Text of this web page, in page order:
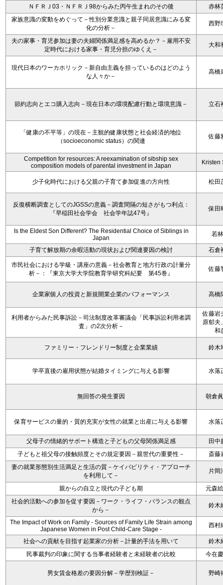
ＮＦＲＪ03・ＮＦＲＪ98からみた丙午生まれのその後
赤林
家族意識の変動をめぐって－性別分業意識と親子同居意識にみる変
化の分析－
西野
夫の家事・育児参加は妻の夫婦関係満足感を高めるか？－雇用不安
定時代における家事・育児分担のゆくえ－
大和
現代日本のワーカホリック－新自由主義を担っているのはどのよう
な人々か－
高橋
節約志向とエコ購入志向－現在日本の環境配慮行動と環境意識－ 立石
「健康の不平等」の現在－主観的健康状態と社会経済的地位
（socioeconomic status）の関連
佐藤
Competition for resources: A reexamination of sibship sex
composition models of parental investment in Japan
Kristen
少子化時代における父親の子育て参加促進の方向性 松田
反復横断調査としてのJGSSの意義－調査間隔の短さがもつ利点：
『早稲田社会学会 社会学年誌47号』
保田
Is the Eldest Son Different? The Residential Choice of Siblings in
Japan
若
子育て解放期の余暇活動の現状および関連要因の検討 石倉
市民社会における学級・講座の意義－社会教育と地方行政の計量分
析－：『東京大学大学院教育学研究科紀要 第45巻』
佐藤
企業家個人の投資と新規開業企業のパフォーマンス 高橋
利用者からみた民事訴訟－司法制度改革審議会「民事訴訟利用者調
査」の2次分析－
佐藤岩
原郁夫
和
ファミリー・フレンドリー制度と企業業績 鈴木
学卒直後の雇用状態が結婚タイミングに与える影響 水落
無回答の発生要因 朝倉
保育サービスの量的・質的充実が女性の就業と出産に与える影響 水落
父母子の情緒的サポート構造と子どもの父母関係満足感
田中
子どもと祖父母の接触頻度とその規定要因－親世代の重要性－
斎藤
妻の就業形態別生活満足と生活の質－ケイパビリティ・アプローチ
を利用して－
片岡
親からの自立と現代の子ども期
元森
社会的活動への参加を促す要因－ワーク・ライフ・バランスの観点
から－
鈴木
The Impact of Work on Family - Sources of Family Life Strain among
Japanese Women in Post Child-Care Stage -
西村
社会への貢献を目指す起業家の分析－計量的手法を用いて
鈴木
民事裁判の印象に関する当事者経験者と未経験者の比較
今在
男女賃金格差の要因分解－学歴別検証－ 野崎